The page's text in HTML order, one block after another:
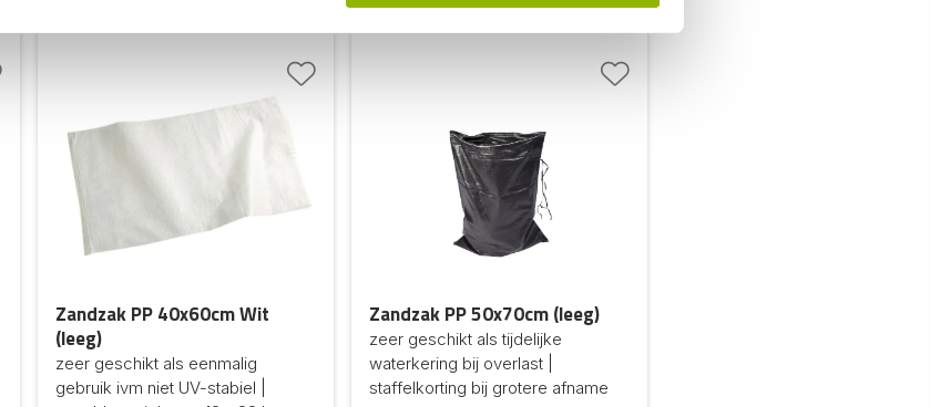
Zandzak PP 40x60cm Wit
(leeg)
zeer geschikt als eenmalig
gebruik ivm niet UV-stabiel |
Zandzak PP 50x70cm (leeg)
zeer geschikt als tijdelijke
waterkering bij overlast |
staffelkorting bij grotere afname